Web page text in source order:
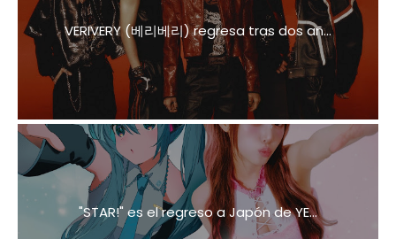
VERIVERY (베리베리) regresa tras dos añ...
"STAR!" es el regreso a Japón de YE...